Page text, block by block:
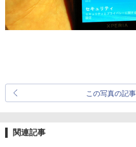
この写真の記
関連記事